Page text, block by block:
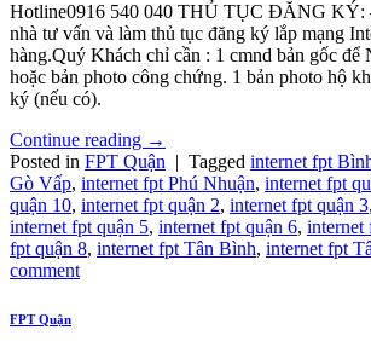
Hotline0916 540 040 THỦ TỤC ĐĂNG KÝ:
nhà tư vấn và làm thủ tục đăng ký lắp mạng
hàng.Quý Khách chỉ cần : 1 cmnd bản gốc để
hoặc bản photo công chứng. 1 bản photo hộ
ký (nếu có).
Continue reading →
Posted in FPT Quận | Tagged internet fpt
Gò Vấp, internet fpt Phú Nhuận, internet fpt
quận 10, internet fpt quận 2, internet fpt quận 3,
internet fpt quận 5, internet fpt quận 6, internet
fpt quận 8, internet fpt Tân Bình, internet fpt
comment
FPT Quận